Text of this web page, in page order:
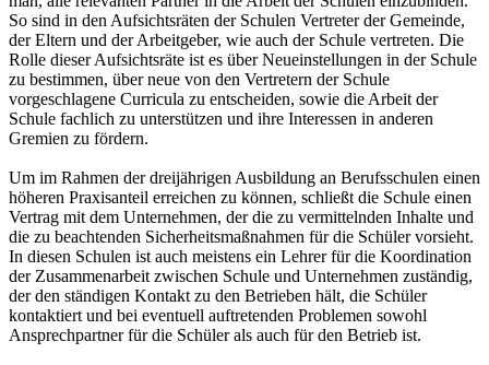
So sind in den Aufsichtsräten der Schulen Vertreter der Gemeinde,
der Eltern und der Arbeitgeber, wie auch der Schule vertreten. Die
Rolle dieser Aufsichtsräte ist es über Neueinstellungen in der Schule
zu bestimmen, über neue von den Vertretern der Schule
vorgeschlagene Curricula zu entscheiden, sowie die Arbeit der
Schule fachlich zu unterstützen und ihre Interessen in anderen
Gremien zu fördern.
Um im Rahmen der dreijährigen Ausbildung an Berufsschulen einen
höheren Praxisanteil erreichen zu können, schließt die Schule einen
Vertrag mit dem Unternehmen, der die zu vermittelnden Inhalte und
die zu beachtenden Sicherheitsmaßnahmen für die Schüler vorsieht.
In diesen Schulen ist auch meistens ein Lehrer für die Koordination
der Zusammenarbeit zwischen Schule und Unternehmen zuständig,
der den ständigen Kontakt zu den Betrieben hält, die Schüler
kontaktiert und bei eventuell auftretenden Problemen sowohl
Ansprechpartner für die Schüler als auch für den Betrieb ist.